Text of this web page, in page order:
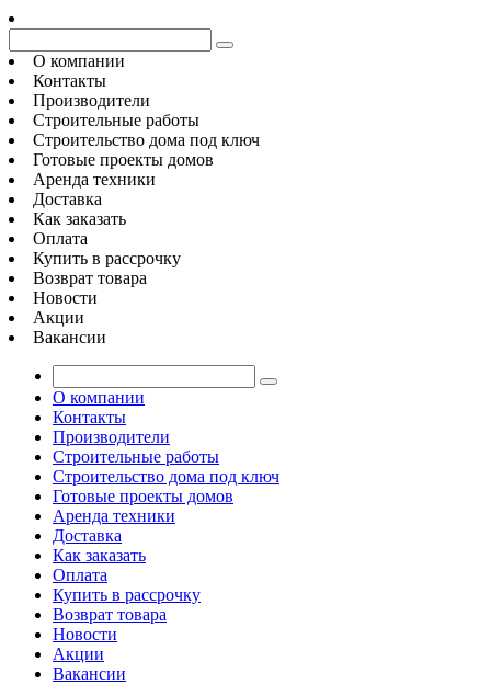
О компании
Контакты
Производители
Строительные работы
Строительство дома под ключ
Готовые проекты домов
Аренда техники
Доставка
Как заказать
Оплата
Купить в рассрочку
Возврат товара
Новости
Акции
Вакансии
О компании
Контакты
Производители
Строительные работы
Строительство дома под ключ
Готовые проекты домов
Аренда техники
Доставка
Как заказать
Оплата
Купить в рассрочку
Возврат товара
Новости
Акции
Вакансии